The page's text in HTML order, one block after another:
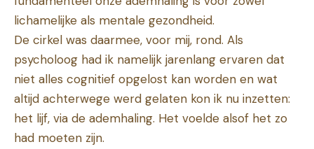
lichamelijke als mentale gezondheid.
De cirkel was daarmee, voor mij, rond. Als
psycholoog had ik namelijk jarenlang ervaren dat
niet alles cognitief opgelost kan worden en wat
altijd achterwege werd gelaten kon ik nu inzetten:
het lijf, via de ademhaling. Het voelde alsof het zo
had moeten zijn.